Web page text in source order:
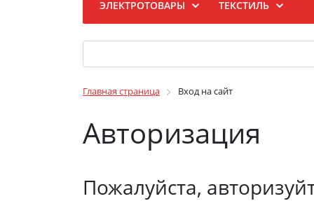
ЭЛЕКТРОТОВАРЫ ТЕКСТИЛЬ
Главная страница Вход на сайт
Авторизация
Пожалуйста,